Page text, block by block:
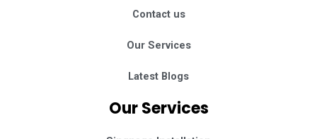
Contact us
Our Services
Latest Blogs
Our Services